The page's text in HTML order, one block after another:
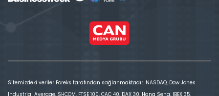
Sitemizdeki veriler Foreks tarafından sağlanmaktadır. NASDAQ, Dow Jones
Industrial Average, SHCOM, FTSE 100, CAC 40, DAX 30, Hang Seng, IBEX 35,